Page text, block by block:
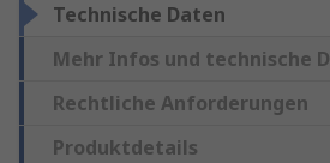
Technische Daten
Mehr Infos und technische
Rechtliche Anforderungen
Produktdetails